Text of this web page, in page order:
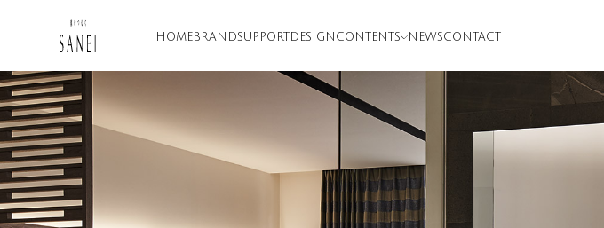
HOME BRANDSUPPORT DESIGN CONTENTS NEWSCONTACT